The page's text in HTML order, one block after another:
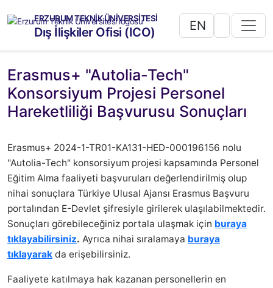
ERZURUM TEKNİK ÜNİVERSİTESİ
Dış İlişkiler Ofisi (ICO) EN
Erasmus+ "Autolia-Tech"
Konsorsiyum Projesi Personel
Hareketliliği Başvurusu Sonuçları
Erasmus+ 2024-1-TR01-KA131-HED-000196156 nolu
"Autolia-Tech" konsorsiyum projesi kapsamında Personel
Eğitim Alma faaliyeti başvuruları değerlendirilmiş olup
nihai sonuçlara Türkiye Ulusal Ajansı Erasmus Başvuru
portalından E-Devlet şifresiyle girilerek ulaşılabilmektedir.
Sonuçları görebileceğiniz portala ulaşmak için buraya
tıklayabilirsiniz. Ayrıca nihai sıralamaya buraya
tıklayarak da erişebilirsiniz.
Faaliyete katılmaya hak kazanan personellerin en